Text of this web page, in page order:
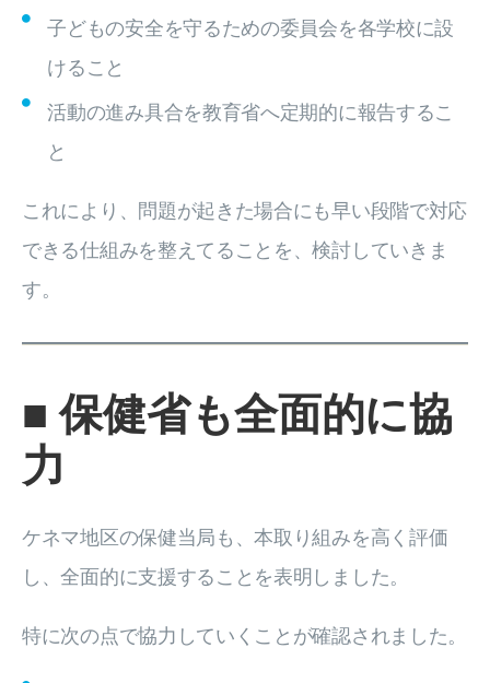
子どもの安全を守るための委員会を各学校に設
けること
活動の進み具合を教育省へ定期的に報告するこ
と
これにより、問題が起きた場合にも早い段階で対応
できる仕組みを整えてることを、検討していきま
す。
■ 保健省も全面的に協
力
ケネマ地区の保健当局も、本取り組みを高く評価
し、全面的に支援することを表明しました。
特に次の点で協力していくことが確認されました。